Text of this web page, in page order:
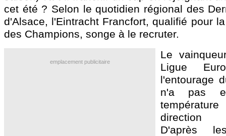
cet été ? Selon le quotidien régional des
d'Alsace, l'Eintracht Francfort, qualifié pour
des Champions, songe à le recruter.
emplacement publicitaire
Le
Ligue
l'entourage
n'a pas
direction
D'après